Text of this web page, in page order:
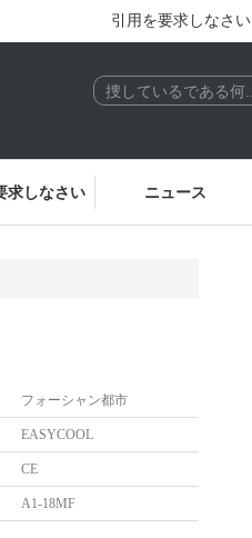
引用を要求しなさい
求しなさい ニュース
フォーシャン都市
EASYCOOL
CE
A1-18MF